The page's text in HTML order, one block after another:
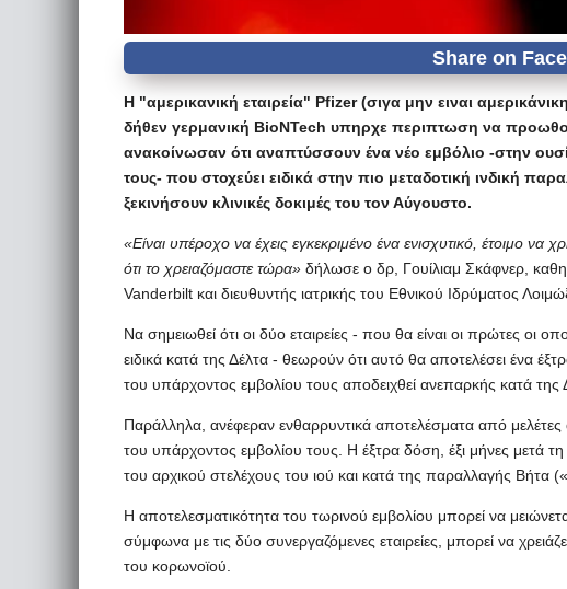
Η "αμερικανική εταιρεία" Pfizer (σιγα μην ειναι
δήθεν γερμανική BioNTech υπηρχε περιπτωση να
ανακοίνωσαν ότι αναπτύσσουν ένα νέο εμβόλιο -στην
τους- που στοχεύει ειδικά στην πιο μεταδοτική ινδική
ξεκινήσουν κλινικές δοκιμές του τον Αύγουστο.
«Είναι υπέροχο να έχεις εγκεκριμένο ένα ενισχυτικό, έτοιμο να
ότι το χρειαζόμαστε τώρα» δήλωσε ο δρ, Γουίλιαμ Σκάφνερ,
Vanderbilt και διευθυντής ιατρικής του Εθνικού Ιδρύματος
Να σημειωθεί ότι οι δύο εταιρείες - που θα είναι οι πρώτες οι
ειδικά κατά της Δέλτα - θεωρούν ότι αυτό θα αποτελέσει ένα
του υπάρχοντος εμβολίου τους αποδειχθεί ανεπαρκής κατά της
Παράλληλα, ανέφεραν ενθαρρυντικά αποτελέσματα από
του υπάρχοντος εμβολίου τους. Η έξτρα δόση, έξι μήνες μετά
του αρχικού στελέχους του ιού και κατά της παραλλαγής Βήτα
Η αποτελεσματικότητα του τωρινού εμβολίου μπορεί να
σύμφωνα με τις δύο συνεργαζόμενες εταιρείες, μπορεί να
του κορωνοϊού.